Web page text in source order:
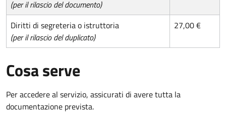
(per il rilascio del documento)
Diritti di segreteria o istruttoria
(per il rilascio del duplicato)
27,00 €
Cosa serve
Per accedere al servizio, assicurati di avere tutta la
documentazione prevista.